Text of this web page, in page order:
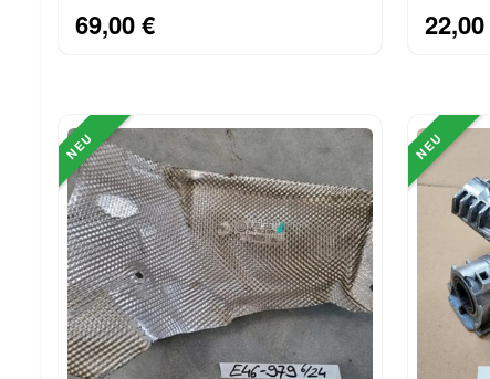
innen 6958231
69,00 €
NEU NEU